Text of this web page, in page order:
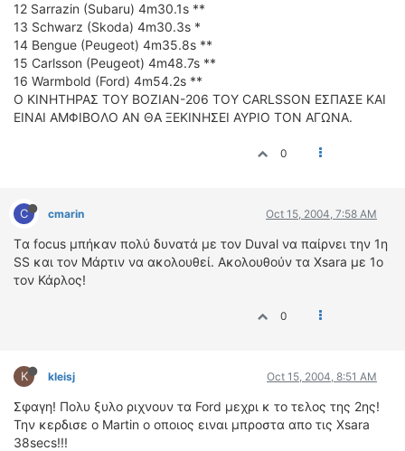
12 Sarrazin (Subaru) 4m30.1s **
13 Schwarz (Skoda) 4m30.3s *
14 Bengue (Peugeot) 4m35.8s **
15 Carlsson (Peugeot) 4m48.7s **
16 Warmbold (Ford) 4m54.2s **
Ο ΚΙΝΗΤΗΡΑΣ ΤΟΥ ΒΟΖΙΑΝ-206 ΤΟΥ CARLSSON ΕΣΠΑΣΕ ΚΑΙ
ΕΙΝΑΙ ΑΜΦΙΒΟΛΟ ΑΝ ΘΑ ΞΕΚΙΝΗΣΕΙ ΑΥΡΙΟ ΤΟΝ ΑΓΩΝΑ.
0
C cmarin Oct 15, 2004, 7:58 AM
Tα focus μπήκαν πολύ δυνατά με τον Duval να παίρνει την 1η
SS και τον Μάρτιν να ακολουθεί. Ακολουθούν τα Xsara με 1ο
τον Κάρλος!
0
K kleisj Oct 15, 2004, 8:51 AM
Σφαγη! Πολυ ξυλο ριχνουν τα Ford μεχρι κ το τελος της 2ης!
Την κερδισε ο Martin ο οποιος ειναι μπροστα απο τις Xsara
38secs!!!